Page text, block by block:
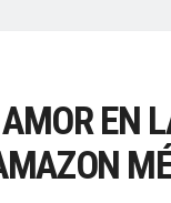
EN